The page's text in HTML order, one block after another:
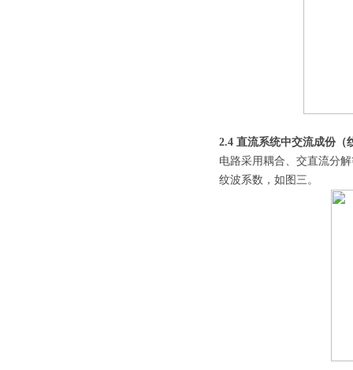
2.4 直流系统中交流成份（
电路采用耦合、交直流分
纹波系数，如图三。